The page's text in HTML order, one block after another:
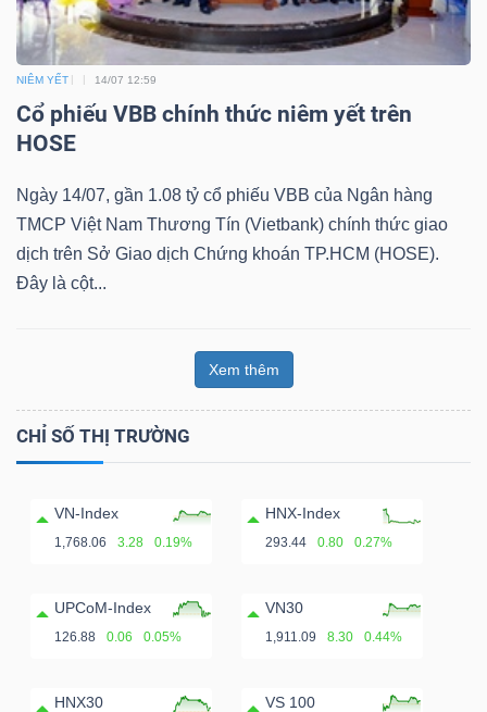
NIÊM YẾT 14/07 12:59
Cổ phiếu VBB chính thức niêm yết trên
HOSE
Ngày 14/07, gần 1.08 tỷ cổ phiếu VBB của Ngân hàng
TMCP Việt Nam Thương Tín (Vietbank) chính thức giao
dịch trên Sở Giao dịch Chứng khoán TP.HCM (HOSE).
Đây là cột...
Xem thêm
CHỈ SỐ THỊ TRƯỜNG
VN-Index
1,768.06 3.28 0.19%
HNX-Index
293.44 0.80 0.27%
UPCoM-Index
126.88 0.06 0.05%
VN30
1,911.09 8.30 0.44%
HNX30 VS 100